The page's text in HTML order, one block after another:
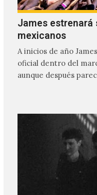
James estrenará
mexicanos
A inicios de año
oficial dentro del
aunque después